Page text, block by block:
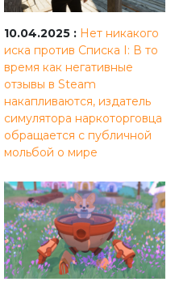
10.04.2025 : Нет никакого
иска против Списка I: В то
время как негативные
отзывы в Steam
накапливаются, издатель
симулятора наркоторговца
обращается с публичной
мольбой о мире